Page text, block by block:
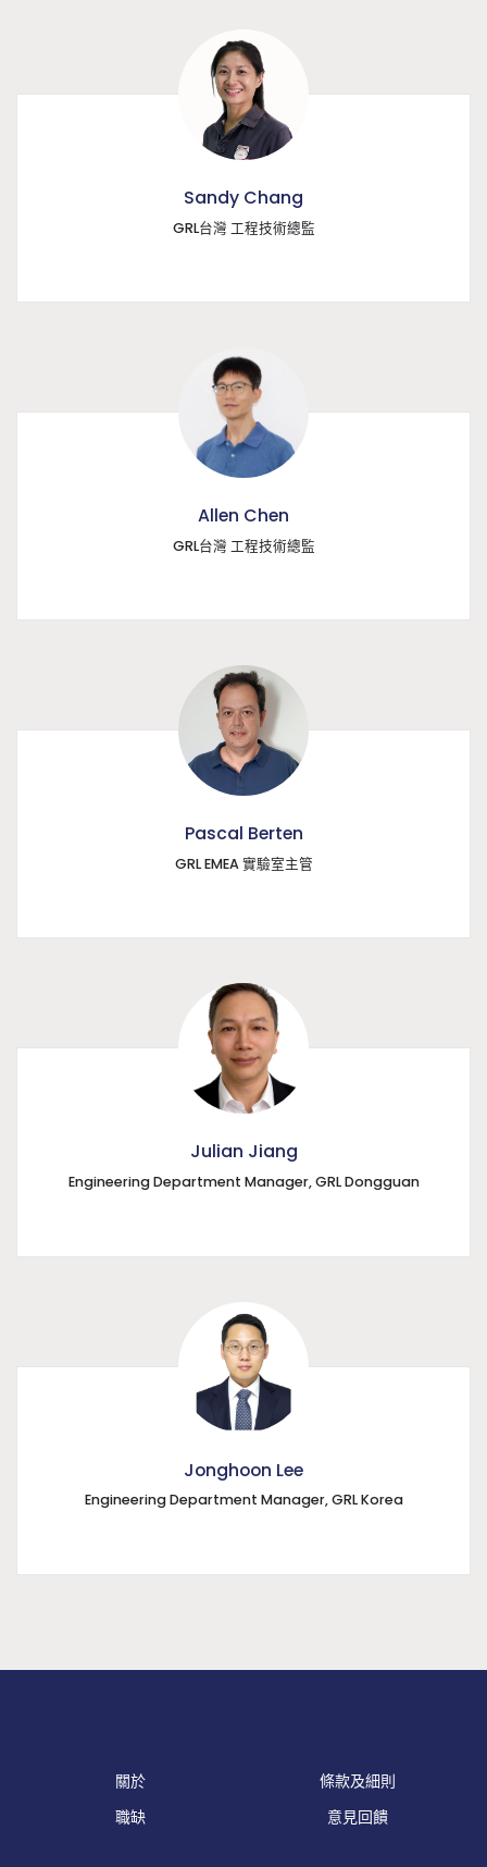
Sandy Chang
GRL台灣 工程技術總監
Allen Chen
GRL台灣 工程技術總監
Pascal Berten
GRL EMEA 實驗室主管
Julian Jiang
Engineering Department Manager, GRL Dongguan
Jonghoon Lee
Engineering Department Manager, GRL Korea
關於
條款及細則
職缺
意見回饋